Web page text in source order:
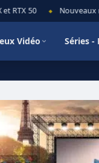
RTX 50 Nouveaux
Vidéo Séries -